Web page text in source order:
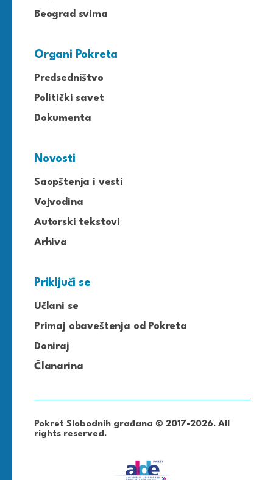
Beograd svima
Organi Pokreta
Predsedništvo
Politički savet
Dokumenta
Novosti
Saopštenja i vesti
Vojvodina
Autorski tekstovi
Arhiva
Priključi se
Učlani se
Primaj obaveštenja od Pokreta
Doniraj
Članarina
Pokret Slobodnih građana © 2017-2026. All
rights reserved.